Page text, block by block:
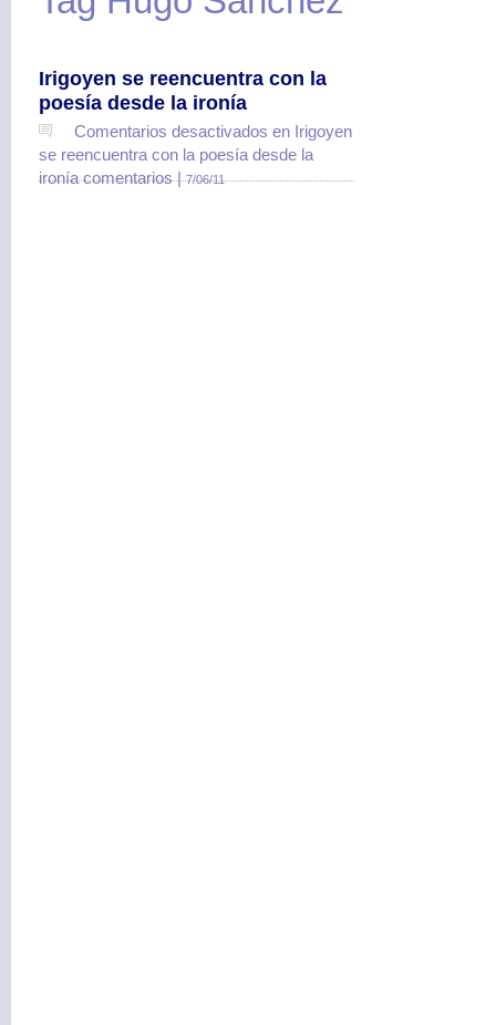
Irigoyen se reencuentra con la
poesía desde la ironía
Comentarios desactivados en Irigoyen
se reencuentra con la poesía desde la
ironíacomentarios |7/06/11